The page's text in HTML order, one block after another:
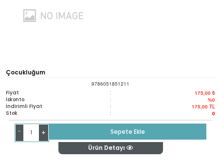
Çocukluğum
9786051851211
Fiyat : 175,00 ₺
İskonto : %0
İndirimli Fiyat : 175,00 TL
Stok : 0
- +
Sepete Ekle
Ürün Detayı